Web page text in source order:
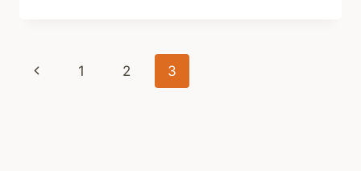
LIVIO
ROMANO
Navigazione
Pagina
1 2 3